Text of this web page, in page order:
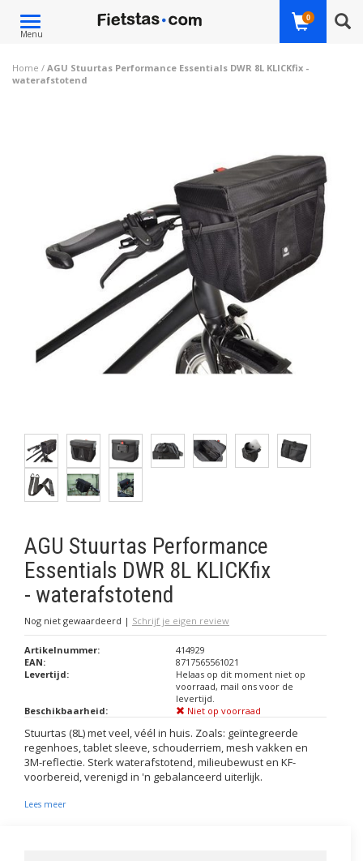
Toggle
navigation
Menu
0
Home / AGU Stuurtas Performance Essentials DWR 8L KLICKfix -
waterafstotend
AGU Stuurtas Performance
Essentials DWR 8L KLICKfix
- waterafstotend
Nog niet gewaardeerd | Schrijf je eigen review
Artikelnummer:
414929
EAN:
8717565561021
Levertijd:
Helaas op dit moment niet op
voorraad, mail ons voor de
levertijd.
Beschikbaarheid:
Niet op voorraad
Stuurtas (8L) met veel, véél in huis. Zoals: geïntegreerde
regenhoes, tablet sleeve, schouderriem, mesh vakken en
3M-reflectie. Sterk waterafstotend, milieubewust en KF-
voorbereid, verenigd in 'n gebalanceerd uiterlijk.
Lees meer